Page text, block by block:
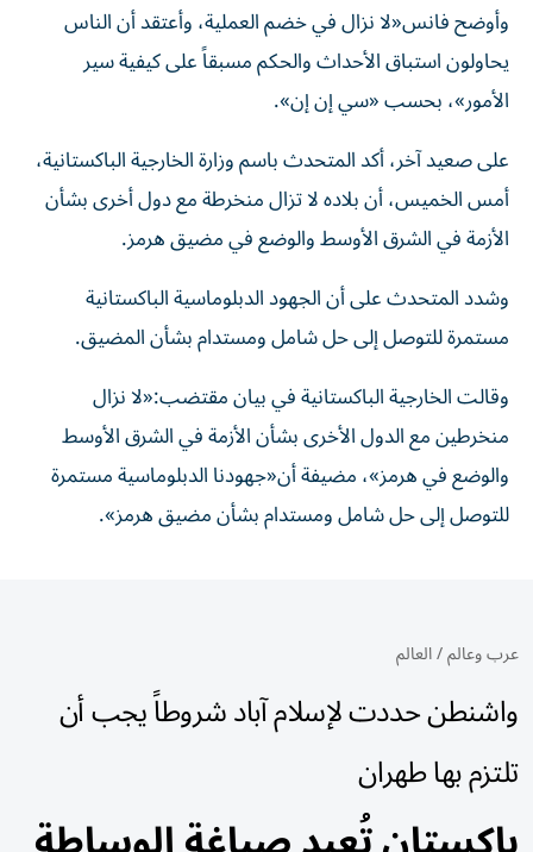
وأوضح فانس«لا نزال في خضم العملية، وأعتقد أن الناس
يحاولون استباق الأحداث والحكم مسبقاً على كيفية سير
الأمور»، بحسب «سي إن إن».
على صعيد آخر، أكد المتحدث باسم وزارة الخارجية الباكستانية،
أمس الخميس، أن بلاده لا تزال منخرطة مع دول أخرى بشأن
الأزمة في الشرق الأوسط والوضع في مضيق هرمز.
وشدد المتحدث على أن الجهود الدبلوماسية الباكستانية
مستمرة للتوصل إلى حل شامل ومستدام بشأن المضيق.
وقالت الخارجية الباكستانية في بيان مقتضب:«لا نزال
منخرطين مع الدول الأخرى بشأن الأزمة في الشرق الأوسط
والوضع في هرمز»، مضيفة أن«جهودنا الدبلوماسية مستمرة
للتوصل إلى حل شامل ومستدام بشأن مضيق هرمز».
عرب وعالم/العالم
واشنطن حددت لإسلام آباد شروطاً يجب أن
تلتزم بها طهران